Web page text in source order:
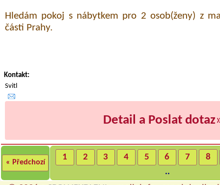
Hledám pokoj s nábytkem pro 2 osob(ženy) z
části Prahy.
Kontakt:
Svitl
Detail a Poslat dotaz
« Předchozí
1 2 3 4 5 6 7
8
..